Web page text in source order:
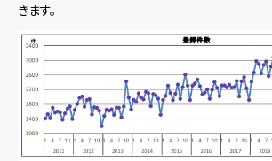
きます。